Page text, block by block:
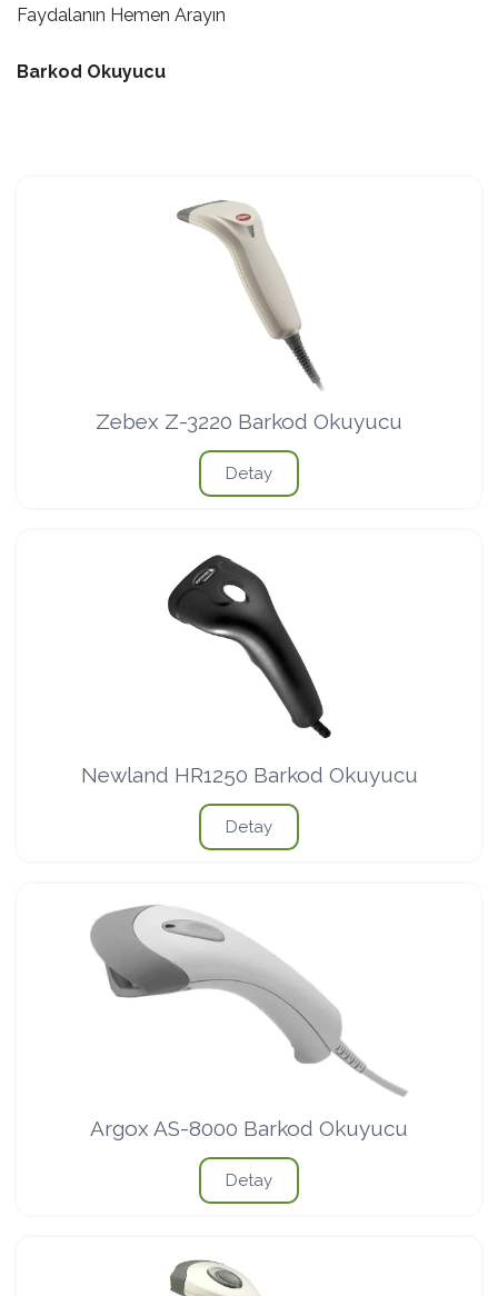
Faydalanın Hemen Arayın
Barkod Okuyucu
Zebex Z-3220 Barkod Okuyucu
Detay
Newland HR1250 Barkod Okuyucu
Detay
Argox AS-8000 Barkod Okuyucu
Detay